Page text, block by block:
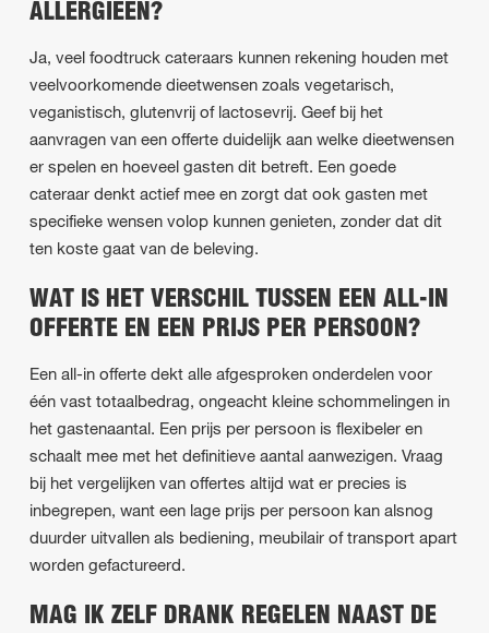
ALLERGIEËN?
Ja, veel foodtruck cateraars kunnen rekening houden met
veelvoorkomende dieetwensen zoals vegetarisch,
veganistisch, glutenvrij of lactosevrij. Geef bij het
aanvragen van een offerte duidelijk aan welke dieetwensen
er spelen en hoeveel gasten dit betreft. Een goede
cateraar denkt actief mee en zorgt dat ook gasten met
specifieke wensen volop kunnen genieten, zonder dat dit
ten koste gaat van de beleving.
WAT IS HET VERSCHIL TUSSEN EEN ALL-IN
OFFERTE EN EEN PRIJS PER PERSOON?
Een all-in offerte dekt alle afgesproken onderdelen voor
één vast totaalbedrag, ongeacht kleine schommelingen in
het gastenaantal. Een prijs per persoon is flexibeler en
schaalt mee met het definitieve aantal aanwezigen. Vraag
bij het vergelijken van offertes altijd wat er precies is
inbegrepen, want een lage prijs per persoon kan alsnog
duurder uitvallen als bediening, meubilair of transport apart
worden gefactureerd.
MAG IK ZELF DRANK REGELEN NAAST DE